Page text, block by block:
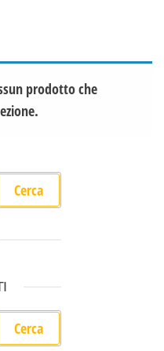
prodotto che